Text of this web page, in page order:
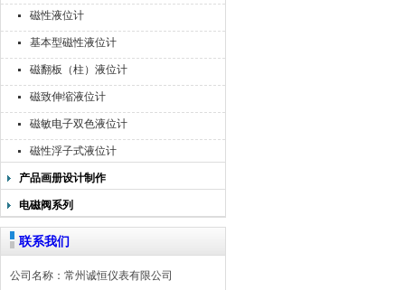
磁性液位计
基本型磁性液位计
磁翻板（柱）液位计
磁致伸缩液位计
磁敏电子双色液位计
磁性浮子式液位计
产品画册设计制作
电磁阀系列
联系我们
公司名称：常州诚恒仪表有限公司